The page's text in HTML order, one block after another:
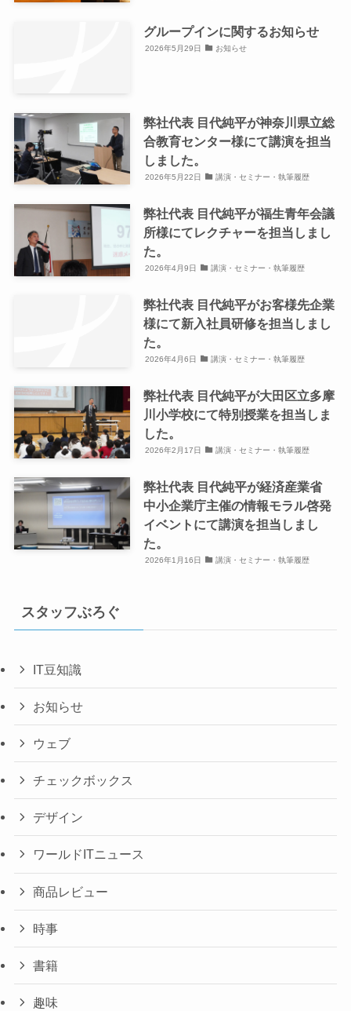
グループインに関するお知らせ
2026年5月29日 お知らせ
弊社代表 目代純平が神奈川県立総
合教育センター様にて講演を担当
しました。
2026年5月22日 講演・セミナー・執筆履歴
弊社代表 目代純平が福生青年会議
所様にてレクチャーを担当しまし
た。
2026年4月9日 講演・セミナー・執筆履歴
弊社代表 目代純平がお客様先企業
様にて新入社員研修を担当しまし
た。
2026年4月6日 講演・セミナー・執筆履歴
弊社代表 目代純平が大田区立多摩
川小学校にて特別授業を担当しま
した。
2026年2月17日 講演・セミナー・執筆履歴
弊社代表 目代純平が経済産業省
中小企業庁主催の情報モラル啓発
イベントにて講演を担当しまし
た。
2026年1月16日 講演・セミナー・執筆履歴
スタッフぶろぐ
IT豆知識
お知らせ
ウェブ
チェックボックス
デザイン
ワールドITニュース
商品レビュー
時事
書籍
趣味